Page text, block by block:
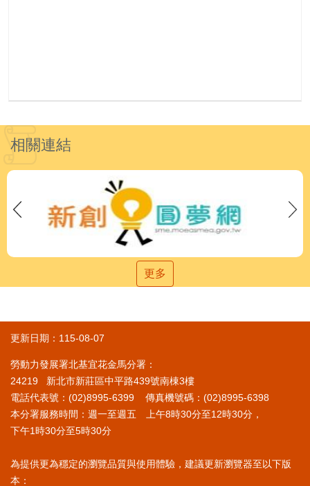
相關連結
更多
更新日期：115-08-07
勞動力發展署北基宜花金馬分署：
24219 新北市新莊區中平路439號南棟3樓
電話代表號：(02)8995-6399 傳真機號碼：(02)8995-6398
本分署服務時間：週一至週五 上午8時30分至12時30分，
下午1時30分至5時30分
為提供更為穩定的瀏覽品質與使用體驗，建議更新瀏覽器至以下版
本：